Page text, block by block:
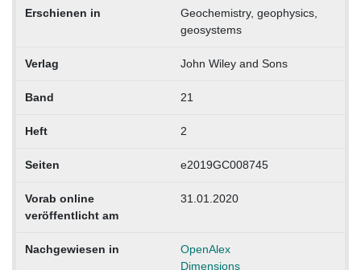
Erschienen in
Geochemistry, geophysics,
geosystems
Verlag John Wiley and Sons
Band 21
Heft 2
Seiten e2019GC008745
Vorab online
veröffentlicht am
31.01.2020
Nachgewiesen in
OpenAlex
Dimensions